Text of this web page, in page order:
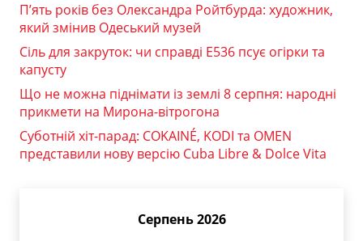
П’ять років без Олександра Ройтбурда: художник,
який змінив Одеський музей
Сіль для закруток: чи справді Е536 псує огірки та
капусту
Що не можна піднімати із землі 8 серпня: народні
прикмети на Мирона-вітрогона
Суботній хіт-парад: COKAINÉ, KODI та OMEN
представили нову версію Cuba Libre & Dolce Vita
Серпень 2026